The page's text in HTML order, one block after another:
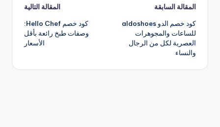
تصفّح
المقالات
المقالة السابقة
كود خصم الدو aldoshoes
للساعات والمجوهرات
العصرية لكل من الرجال
والنساء
المقالة التالية
كود خصم Hello Chef:
وصفات طبخ رائعة بأقل
الأسعار